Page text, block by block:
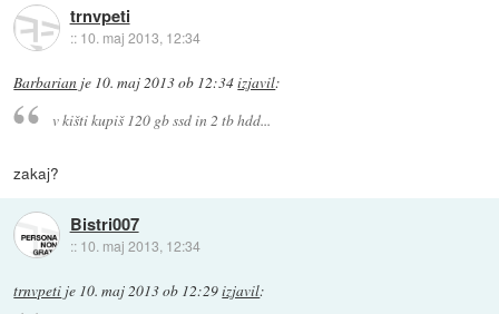
trnvpeti
:: 10. maj 2013, 12:34
Barbarian je 10. maj 2013 ob 12:34izjavil:
v kišti kupiš 120 gb ssd in 2 tb hdd...
zakaj?
Bistri007
:: 10. maj 2013, 12:34
trnvpeti je 10. maj 2013 ob 12:29izjavil: